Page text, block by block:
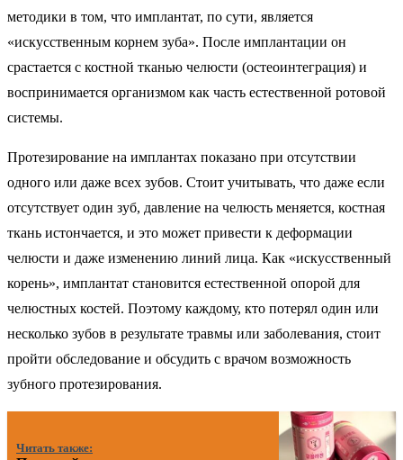
методики в том, что имплантат, по сути, является
«искусственным корнем зуба». После имплантации он
срастается с костной тканью челюсти (остеоинтеграция) и
воспринимается организмом как часть естественной ротовой
системы.
Протезирование на имплантах показано при отсутствии
одного или даже всех зубов. Стоит учитывать, что даже если
отсутствует один зуб, давление на челюсть меняется, костная
ткань истончается, и это может привести к деформации
челюсти и даже изменению линий лица. Как «искусственный
корень», имплантат становится естественной опорой для
челюстных костей. Поэтому каждому, кто потерял один или
несколько зубов в результате травмы или заболевания, стоит
пройти обследование и обсудить с врачом возможность
зубного протезирования.
Читать также: